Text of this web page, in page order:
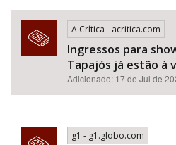
A Crítica - acritica.com
Ingressos para
Tapajós já estão à
Adicionado: 17 de Jul de
g1 - g1.globo.com